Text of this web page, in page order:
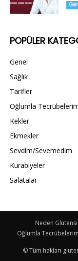
POPÜLER
Genel
Sağlık
Tarifler
Oğlumla
Kekler
Ekmekler
Sevdim/Sevemedim
Kurabiyeler
Salatalar
Neden
Oğlumla Tecrübelerim
© Tüm hakları